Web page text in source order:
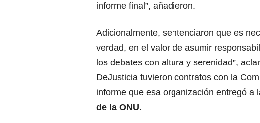
informe final”, añadieron.
Adicionalmente, sentenciaron que es
verdad, en el valor de asumir
los debates con altura y serenidad”,
DeJusticia tuvieron contratos con la
informe que esa organización entregó a
de la ONU.